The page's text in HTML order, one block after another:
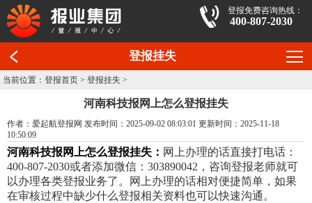
登报免费咨询热线：
400-807-2030
登报挂失
当前位置：登报首页 >登报挂失 >
河南科技报网上怎么登报挂失
作者：爱起航登报网 发布时间：2025-09-02 08:03:01 更新时间：2025-11-18
10:50:09
河南科技报网上怎么登报挂失： 网上办理的话直接打电话：
400-807-2030或者添加微信：303890042，咨询登报老师就可
以办理各类登报业务了。网上办理的话相对便捷简单，如果
在审核过程中缺少什么登报相关资料也可以快速沟通。